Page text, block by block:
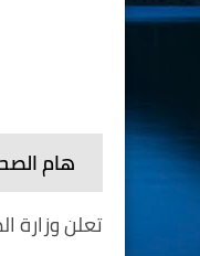
هام
تعلن وزارة